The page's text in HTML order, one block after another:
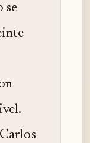
se